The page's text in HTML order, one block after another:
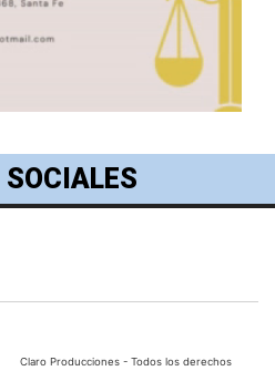
SOCIALES
Claro Producciones - Todos los derechos